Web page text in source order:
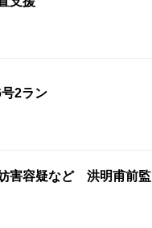
2ラン
害容疑など 洪明甫前監